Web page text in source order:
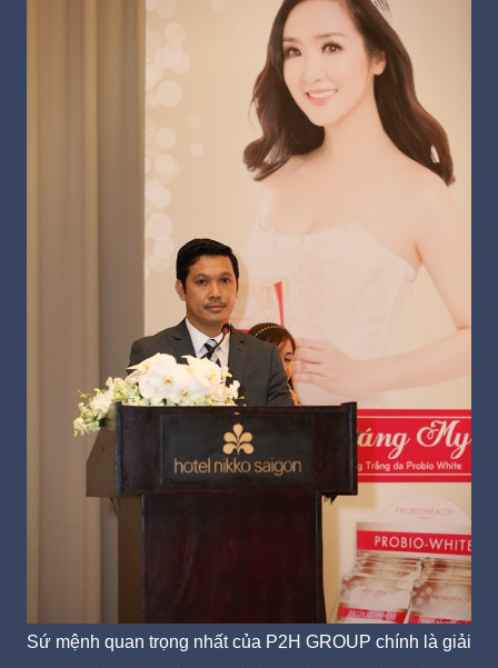
Sứ mệnh quan trọng nhất của P2H GROUP chính là giải